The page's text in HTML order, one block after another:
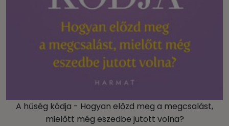
A hűség kódja - Hogyan előzd meg a megcsalást,
mielőtt még eszedbe jutott volna?